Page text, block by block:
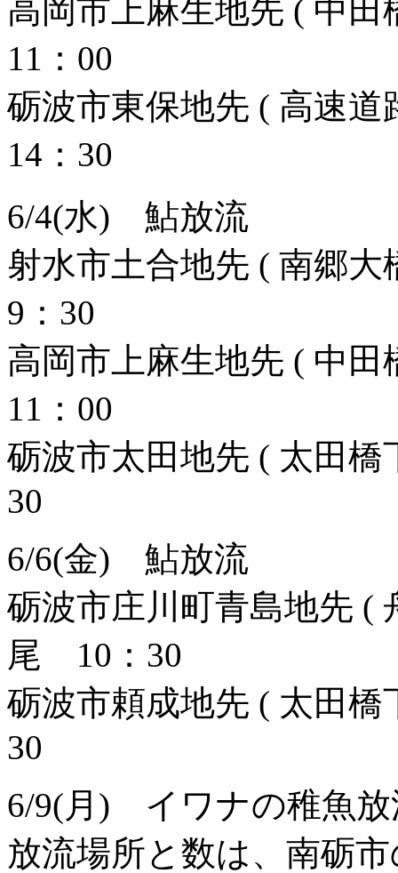
高岡市上麻生地先 ( 中
11：00
砺波市東保地先 ( 高速
14：30
6/4(水) 鮎放流
射水市土合地先 ( 南郷
9：30
高岡市上麻生地先 ( 中
11：00
砺波市太田地先 ( 太田
30
6/6(金) 鮎放流
砺波市庄川町青島地先 (
尾 10：30
砺波市頼成地先 ( 太田
30
6/9(月) イワナの稚魚放
放流場所と数は、南砺